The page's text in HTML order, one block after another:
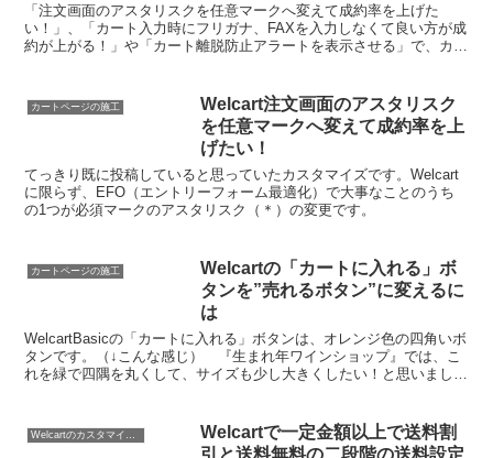
「注文画面のアスタリスクを任意マークへ変えて成約率を上げた
い！」、「カート入力時にフリガナ、FAXを入力しなくて良い方が成
約が上がる！」や「カート離脱防止アラートを表示させる」で、カー
カートページの施工
Welcart注文画面のアスタリスク
を任意マークへ変えて成約率を上
げたい！
てっきり既に投稿していると思っていたカスタマイズです。Welcart
に限らず、EFO（エントリーフォーム最適化）で大事なことのうち
の1つが必須マークのアスタリスク（＊）の変更です。
カートページの施工
Welcartの「カートに入れる」ボ
タンを”売れるボタン”に変えるに
は
WelcartBasicの「カートに入れる」ボタンは、オレンジ色の四角いボ
タンです。（↓こんな感じ） 『生まれ年ワインショップ』では、こ
れを緑で四隅を丸くして、サイズも少し大きくしたい！と思いまし
Welcartのカスタマイズ方法
Welcartで一定金額以上で送料割